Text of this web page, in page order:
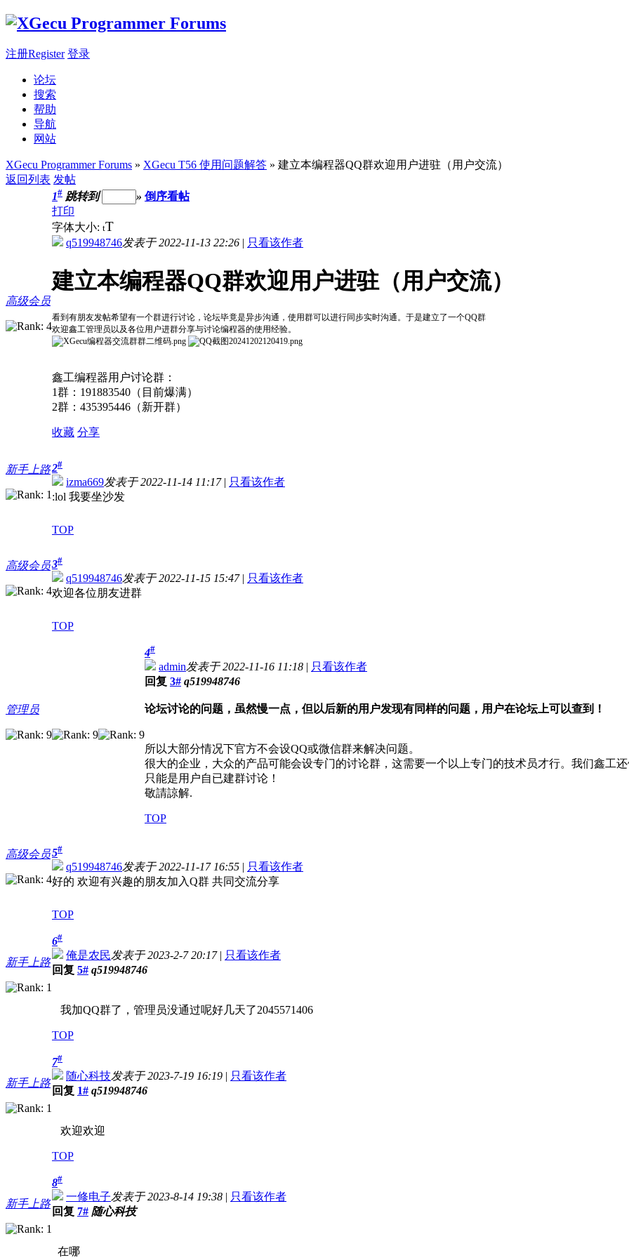
注册Register 登录
论坛
搜索
帮助
导航
网站
XGecu Programmer Forums » XGecu T56 使用问题解答 » 建立本编程器QQ群欢迎用户进驻（用户交流）
返回列表 发帖
高级会员
1# 跳转到 » 倒序看帖
打印
字体大小: tT
q519948746发表于 2022-11-13 22:26 | 只看该作者
建立本编程器QQ群欢迎用户进驻（用户交流）
看到有朋友发帖希望有一个群进行讨论，论坛毕竟是异步沟通，使用群可以进行同步实时沟通。于是建立了一个QQ群
欢迎鑫工管理员以及各位用户进群分享与讨论编程器的使用经验。
鑫工编程器用户讨论群：
1群：191883540（目前爆满）
2群：435395446（新开群）
收藏 分享
新手上路2#
izma669发表于 2022-11-14 11:17| 只看该作者
:lol 我要坐沙发
TOP
高级会员3#
q519948746发表于 2022-11-15 15:47| 只看该作者
欢迎各位朋友进群
TOP
管理员
4#
admin发表于 2022-11-16 11:18 | 只看该作者
回复 3# q519948746
论坛讨论的问题，虽然慢一点，但以后新的用户发现有同样的问题，用户在论坛上可以查到！
所以大部分情况下官方不会设QQ或微信群来解决问题。
很大的企业，大众的产品可能会设专门的讨论群，这需要一个以上专门的技术员才行。我们鑫工
只能是用户自已建群讨论！
敬請諒解.
TOP
高级会员5#
q519948746发表于 2022-11-17 16:55 | 只看该作者
好的 欢迎有兴趣的朋友加入Q群 共同交流分享
TOP
新手上路
6#
俺是农民发表于 2023-2-7 20:17| 只看该作者
回复 5# q519948746
我加QQ群了，管理员没通过呢好几天了2045571406
TOP
新手上路
7#
随心科技发表于 2023-7-19 16:19 | 只看该作者
回复 1# q519948746
欢迎欢迎
TOP
新手上路
8#
一修电子发表于 2023-8-14 19:38 | 只看该作者
回复 7# 随心科技
在哪